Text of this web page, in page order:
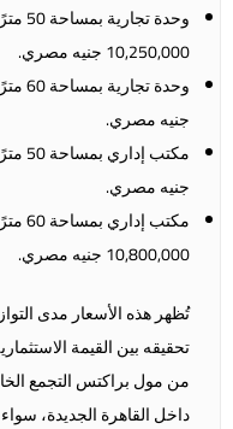
10,250,000 جنيه مصري.
جنيه مصري.
جنيه مصري.
10,800,000 جنيه مصري.
تُظهر هذه الأسعار مدى
تحقيقه بين القيمة
من مول براكتس التجمع
داخل القاهرة الجديدة،